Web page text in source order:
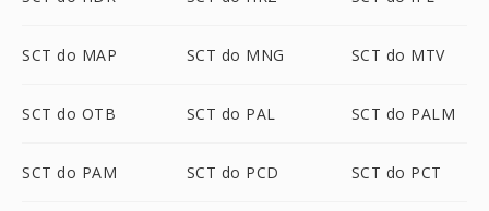
SCT do MAP SCT do MNG SCT do MTV
SCT do OTB SCT do PAL SCT do PALM
SCT do PAM SCT do PCD SCT do PCT